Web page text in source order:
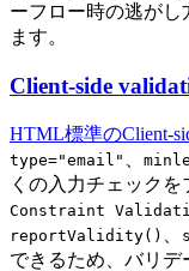
ーフロー時の逃がし
ます。
Client-side
HTML標準のClient-
type="email"
くの入力チェックを
Constraint
reportValidity()
できるため、バリ